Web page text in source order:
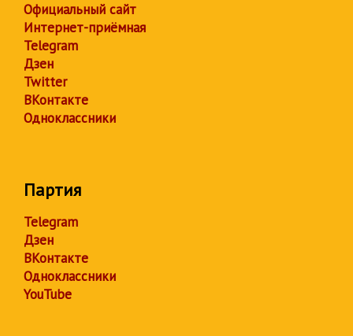
Официальный сайт
Интернет-приёмная
Telegram
Дзен
Twitter
ВКонтакте
Одноклассники
Партия
Telegram
Дзен
ВКонтакте
Одноклассники
YouTube